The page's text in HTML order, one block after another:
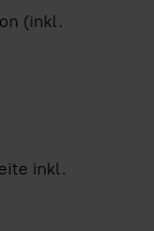
(inkl.
inkl.